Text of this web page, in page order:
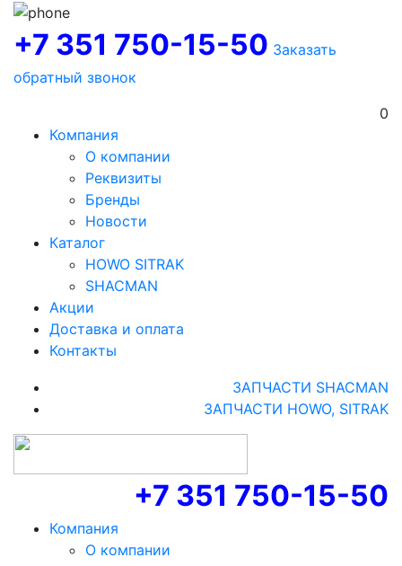
+7 351 750-15-50 Заказать
обратный звонок
0
Компания
О компании
Реквизиты
Бренды
Новости
Каталог
HOWO SITRAK
SHACMAN
Акции
Доставка и оплата
Контакты
ЗАПЧАСТИ SHACMAN
ЗАПЧАСТИ HOWO, SITRAK
+7 351 750-15-50
Компания
О компании